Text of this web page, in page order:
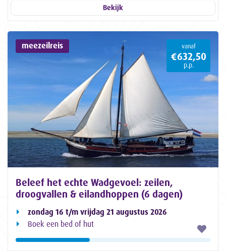
Bekijk
meezeilreis vanaf
€632,50
p.p.
Beleef het echte Wadgevoel: zeilen,
droogvallen & eilandhoppen (6 dagen)
zondag 16 t/m vrijdag 21 augustus 2026
Boek een bed of hut